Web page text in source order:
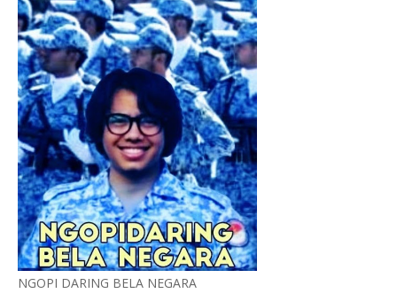
NGOPI DARING BELA NEGARA